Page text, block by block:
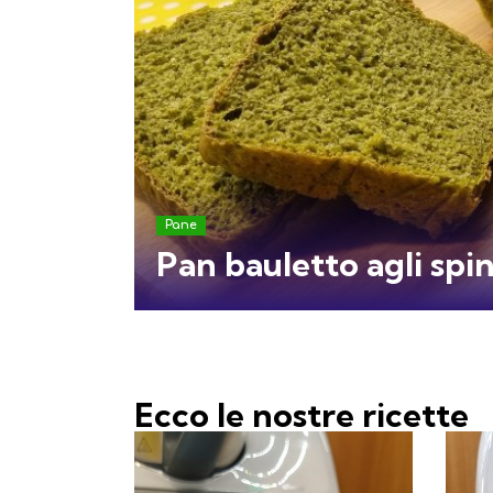
Pane
Pan bauletto agli
Ecco le nostre ricette